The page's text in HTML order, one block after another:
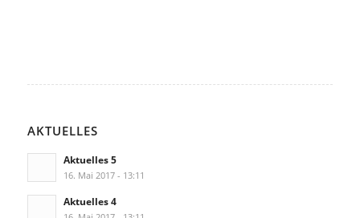
AKTUELLES
Aktuelles 5
16. Mai 2017 - 13:11
Aktuelles 4